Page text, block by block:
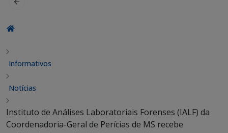
Informativos
Notícias
Instituto de Análises Laboratoriais Forenses (IALF) da
Coordenadoria-Geral de Perícias de MS recebe